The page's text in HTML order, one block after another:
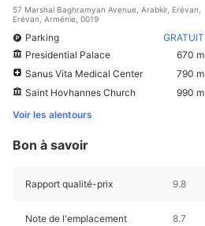
57 Marshal Baghramyan Avenue, Arabkir, Erévan,
Erévan, Arménie, 0019
Parking
GRATUIT
Presidential Palace
670 m
Sanus Vita Medical Center
790 m
Saint Hovhannes Church
990 m
Voir les alentours
Bon à savoir
Rapport qualité-prix 9.8
Note de l'emplacement 8.7